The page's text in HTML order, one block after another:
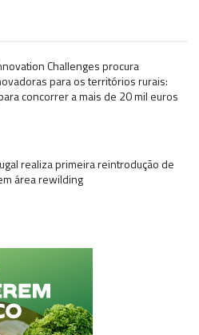
Challenges procura
para os territórios rurais:
concorrer a mais de 20 mil euros
realiza primeira reintrodução de
área rewilding